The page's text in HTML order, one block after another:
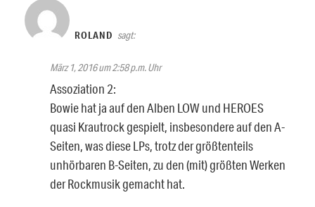
ROLAND sagt:
März 1, 2016 um 2:58 p.m. Uhr
Assoziation 2:
Bowie hat ja auf den Alben LOW und HEROES
quasi Krautrock gespielt, insbesondere auf den A-
Seiten, was diese LPs, trotz der größtenteils
unhörbaren B-Seiten, zu den (mit) größten Werken
der Rockmusik gemacht hat.